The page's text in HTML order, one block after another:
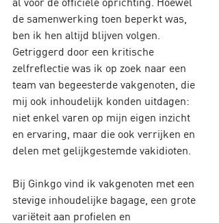
de samenwerking toen beperkt was,
ben ik hen altijd blijven volgen.
Getriggerd door een kritische
zelfreflectie was ik op zoek naar een
team van begeesterde vakgenoten, die
mij ook inhoudelijk konden uitdagen:
niet enkel varen op mijn eigen inzicht
en ervaring, maar die ook verrijken en
delen met gelijkgestemde vakidioten.
Bij Ginkgo vind ik vakgenoten met een
stevige inhoudelijke bagage, een grote
variëteit aan profielen en